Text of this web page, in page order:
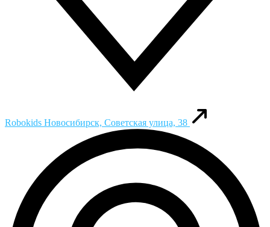
Robokids Новосибирск, Советская улица, 38